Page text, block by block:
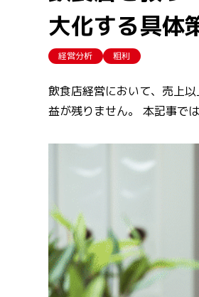
大化する具体
経営分析 粗利
飲食店経営において、売上
益が残りません。 本記事で